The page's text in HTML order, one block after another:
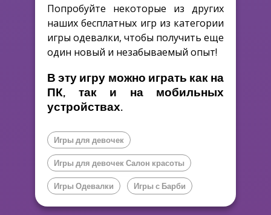
Попробуйте некоторые из других
наших бесплатных игр из категории
игры одевалки, чтобы получить еще
один новый и незабываемый опыт!
В эту игру можно играть как на
ПК, так и на мобильных
устройствах.
Игры для девочек
Игры для девочек Салон красоты
Игры Одевалки Игры с Барби